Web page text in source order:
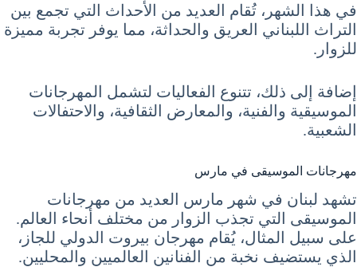
في هذا الشهر، تُقام العديد من الأحداث التي تجمع بين
التراث اللبناني العريق والحداثة، مما يوفر تجربة مميزة
للزوار.
إضافة إلى ذلك، تتنوع الفعاليات لتشمل المهرجانات
الموسيقية والفنية، والمعارض الثقافية، والاحتفالات
الشعبية.
مهرجانات الموسيقى في مارس
تشهد لبنان في شهر مارس العديد من مهرجانات
الموسيقى التي تجذب الزوار من مختلف أنحاء العالم.
على سبيل المثال، يُقام مهرجان بيروت الدولي للجاز،
الذي يستضيف نخبة من الفنانين العالميين والمحليين.